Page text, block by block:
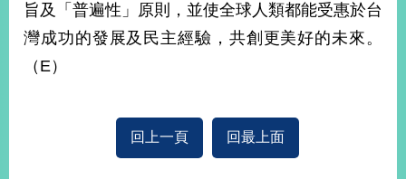
旨及「普遍性」原則，並使全球人類都能受惠於台
灣成功的發展及民主經驗，共創更美好的未來。
（E）
回上一頁 回最上面